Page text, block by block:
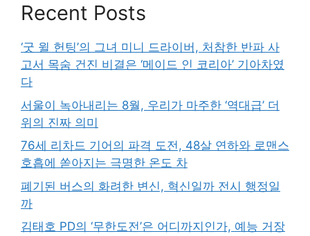
Recent Posts
‘굿 윌 헌팅’의 그녀 미니 드라이버, 처참한 반파 사
고서 목숨 건진 비결은 ‘메이드 인 코리아’ 기아차였
다
서울이 녹아내리는 8월, 우리가 마주한 ‘역대급’ 더
위의 진짜 의미
76세 리차드 기어의 파격 도전, 48살 연하와 로맨스
호흡에 쏟아지는 극명한 온도 차
폐기된 버스의 화려한 변신, 혁신일까 전시 행정일
까
김태호 PD의 ‘무한도전’은 어디까지인가, 예능 거장